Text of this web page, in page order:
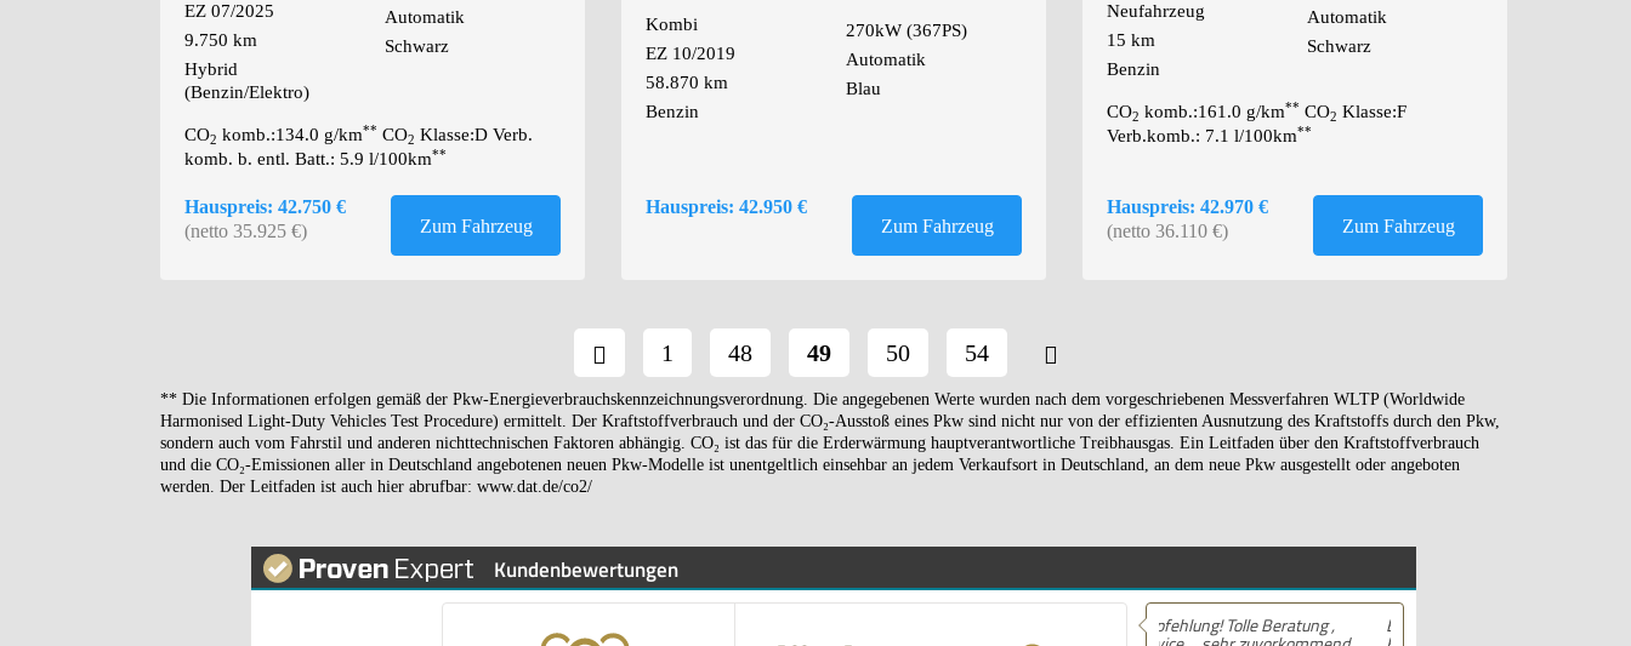
EZ 07/2025
9.750 km
Hybrid
(Benzin/Elektro)
Automatik
Schwarz
CO2 komb.:134.0 g/km** CO2 Klasse:D Verb.
komb. b. entl. Batt.: 5.9 l/100km**
Hauspreis: 42.750 €
(netto 35.925 €)
Zum Fahrzeug
Kombi
EZ 10/2019
58.870 km
Benzin
270kW (367PS)
Automatik
Blau
Hauspreis: 42.950 €
Zum Fahrzeug
Neufahrzeug
15 km
Benzin
Automatik
Schwarz
CO2 komb.:161.0 g/km** CO2 Klasse:F
Verb.komb.: 7.1 l/100km**
Hauspreis: 42.970 €
(netto 36.110 €)
Zum Fahrzeug
1 48 49 50 54
** Die Informationen erfolgen gemäß der Pkw-Energieverbrauchskennzeichnungsverordnung. Die angegebenen Werte wurden nach dem vorgeschriebenen Messverfahren WLTP (Worldwide
Harmonised Light-Duty Vehicles Test Procedure) ermittelt. Der Kraftstoffverbrauch und der CO₂-Ausstoß eines Pkw sind nicht nur von der effizienten Ausnutzung des Kraftstoffs durch den Pkw,
sondern auch vom Fahrstil und anderen nichttechnischen Faktoren abhängig. CO₂ ist das für die Erderwärmung hauptverantwortliche Treibhausgas. Ein Leitfaden über den Kraftstoffverbrauch
und die CO₂-Emissionen aller in Deutschland angebotenen neuen Pkw-Modelle ist unentgeltlich einsehbar an jedem Verkaufsort in Deutschland, an dem neue Pkw ausgestellt oder angeboten
werden. Der Leitfaden ist auch hier abrufbar: www.dat.de/co2/
Kundenbewertungen
Empfehlung! Hatte mein MG ZS